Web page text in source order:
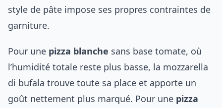
style de pâte impose ses propres contraintes de
garniture.
Pour une pizza blanche sans base tomate, où
l’humidité totale reste plus basse, la mozzarella
di bufala trouve toute sa place et apporte un
goût nettement plus marqué. Pour une pizza